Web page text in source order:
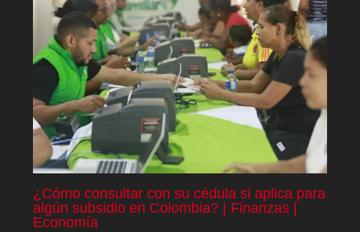
¿Cómo consultar con su cédula si aplica para
algún subsidio en Colombia? | Finanzas |
Economía